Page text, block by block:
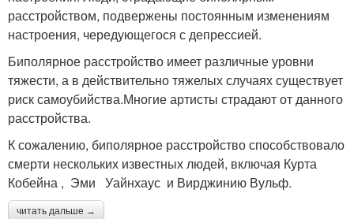
расстройством, подвержены постоянным изменениям
настроения, чередующегося с депрессией.
Биполярное расстройство имеет различные уровни
тяжести, а в действительно тяжелых случаях существует
риск самоубийства.Многие артисты страдают от данного
расстройства.
К сожалению, биполярное расстройство способствовало
смерти нескольких известных людей, включая Курта
Кобейна , Эми Уайнхаус и Вирджинию Вульф.
читать дальше →